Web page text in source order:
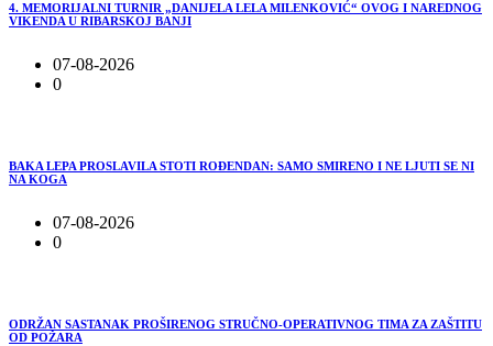
4. MEMORIJALNI TURNIR „DANIJELA LELA MILENKOVIĆ“ OVOG I NAREDNOG
VIKENDA U RIBARSKOJ BANJI
07-08-2026
0
BAKA LEPA PROSLAVILA STOTI ROĐENDAN: SAMO SMIRENO I NE LJUTI SE NI
NA KOGA
07-08-2026
0
ODRŽAN SASTANAK PROŠIRENOG STRUČNO-OPERATIVNOG TIMA ZA ZAŠTITU
OD POŽARA